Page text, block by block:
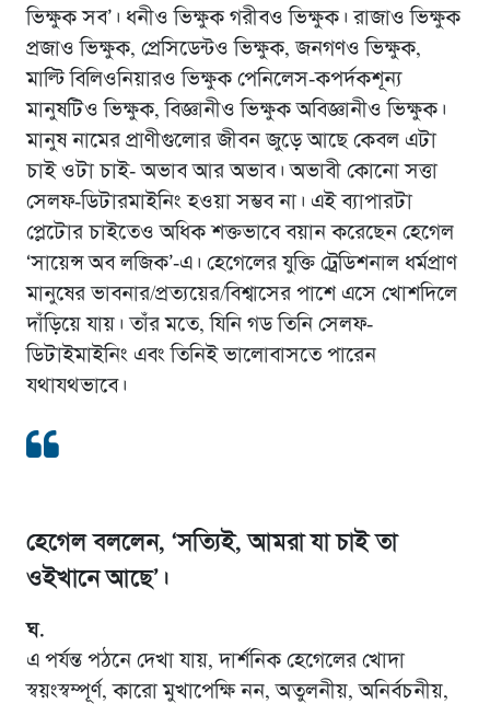
ভিক্ষুক সব’। ধনীও ভিক্ষুক গরীবও ভিক্ষুক। রাজাও ভিক্ষুক
প্রজাও ভিক্ষুক, প্রেসিডেন্টও ভিক্ষুক, জনগণও ভিক্ষুক,
মাল্টি বিলিওনিয়ারও ভিক্ষুক পেনিলেস-কপর্দকশূন্য
মানুষটিও ভিক্ষুক, বিজ্ঞানীও ভিক্ষুক অবিজ্ঞানীও ভিক্ষুক।
মানুষ নামের প্রাণীগুলোর জীবন জুড়ে আছে কেবল এটা
চাই ওটা চাই- অভাব আর অভাব। অভাবী কোনো সত্তা
সেলফ-ডিটারমাইনিং হওয়া সম্ভব না। এই ব্যাপারটা
প্লেটোর চাইতেও অধিক শক্তভাবে বয়ান করেছেন হেগেল
‘সায়েন্স অব লজিক’-এ। হেগেলের যুক্তি ট্রেডিশনাল ধর্মপ্রাণ
মানুষের ভাবনার/প্রত্যয়ের/বিশ্বাসের পাশে এসে খোশদিলে
দাঁড়িয়ে যায়। তাঁর মতে, যিনি গড তিনি সেলফ-
ডিটাইমাইনিং এবং তিনিই ভালোবাসতে পারেন
যথাযথভাবে।
হেগেল বললেন, ‘সত্যিই, আমরা যা চাই তা
ওইখানে আছে’।
ঘ.
এ পর্যন্ত পঠনে দেখা যায়, দার্শনিক হেগেলের খোদা
স্বয়ংস্বম্পূর্ণ, কারো মুখাপেক্ষি নন, অতুলনীয়, অনির্বচনীয়,